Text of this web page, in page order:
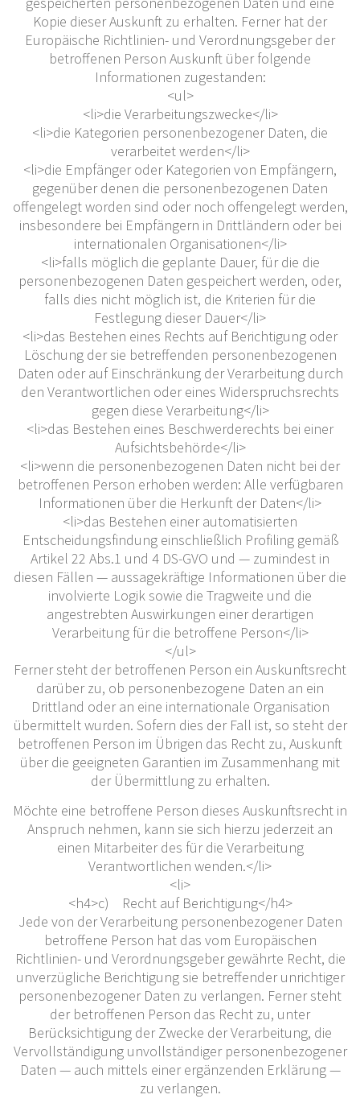
Kopie dieser Auskunft zu erhalten. Ferner hat der
Europäische Richtlinien- und Verordnungsgeber der
betroffenen Person Auskunft über folgende
Informationen zugestanden:
<ul>
<li>die Verarbeitungszwecke</li>
<li>die Kategorien personenbezogener Daten, die
verarbeitet werden</li>
<li>die Empfänger oder Kategorien von Empfängern,
gegenüber denen die personenbezogenen Daten
offengelegt worden sind oder noch offengelegt werden,
insbesondere bei Empfängern in Drittländern oder bei
internationalen Organisationen</li>
<li>falls möglich die geplante Dauer, für die die
personenbezogenen Daten gespeichert werden, oder,
falls dies nicht möglich ist, die Kriterien für die
Festlegung dieser Dauer</li>
<li>das Bestehen eines Rechts auf Berichtigung oder
Löschung der sie betreffenden personenbezogenen
Daten oder auf Einschränkung der Verarbeitung durch
den Verantwortlichen oder eines Widerspruchsrechts
gegen diese Verarbeitung</li>
<li>das Bestehen eines Beschwerderechts bei einer
Aufsichtsbehörde</li>
<li>wenn die personenbezogenen Daten nicht bei der
betroffenen Person erhoben werden: Alle verfügbaren
Informationen über die Herkunft der Daten</li>
<li>das Bestehen einer automatisierten
Entscheidungsfindung einschließlich Profiling gemäß
Artikel 22 Abs.1 und 4 DS-GVO und — zumindest in
diesen Fällen — aussagekräftige Informationen über die
involvierte Logik sowie die Tragweite und die
angestrebten Auswirkungen einer derartigen
Verarbeitung für die betroffene Person</li>
</ul>
Ferner steht der betroffenen Person ein Auskunftsrecht
darüber zu, ob personenbezogene Daten an ein
Drittland oder an eine internationale Organisation
übermittelt wurden. Sofern dies der Fall ist, so steht der
betroffenen Person im Übrigen das Recht zu, Auskunft
über die geeigneten Garantien im Zusammenhang mit
der Übermittlung zu erhalten.
Möchte eine betroffene Person dieses Auskunftsrecht in
Anspruch nehmen, kann sie sich hierzu jederzeit an
einen Mitarbeiter des für die Verarbeitung
Verantwortlichen wenden.</li>
<li>
<h4>c) Recht auf Berichtigung</h4>
Jede von der Verarbeitung personenbezogener Daten
betroffene Person hat das vom Europäischen
Richtlinien- und Verordnungsgeber gewährte Recht, die
unverzügliche Berichtigung sie betreffender unrichtiger
personenbezogener Daten zu verlangen. Ferner steht
der betroffenen Person das Recht zu, unter
Berücksichtigung der Zwecke der Verarbeitung, die
Vervollständigung unvollständiger personenbezogener
Daten — auch mittels einer ergänzenden Erklärung —
zu verlangen.